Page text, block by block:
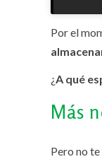
Por el
¿A qué
Más
Pero no